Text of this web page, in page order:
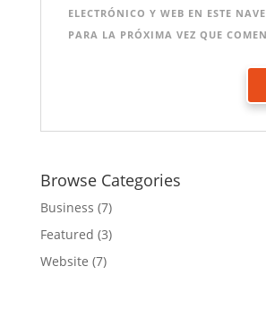
ELECTRÓNICO Y WEB EN ESTE
PARA LA PRÓXIMA VEZ QUE
Browse Categories
Business (7)
Featured (3)
Website (7)